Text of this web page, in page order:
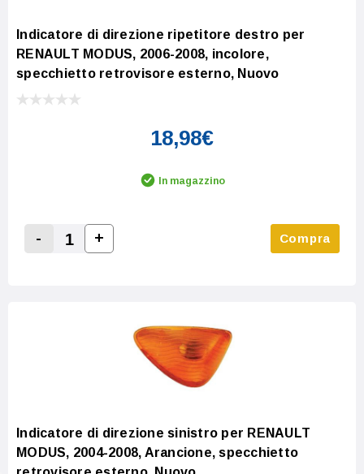
Indicatore di direzione ripetitore destro per
RENAULT MODUS, 2006-2008, incolore,
specchietto retrovisore esterno, Nuovo
18,98€
In magazzino
Decrease Quantity:
-
Increase Quantity:
+ Compra
Indicatore di direzione sinistro per RENAULT
MODUS, 2004-2008, Arancione, specchietto